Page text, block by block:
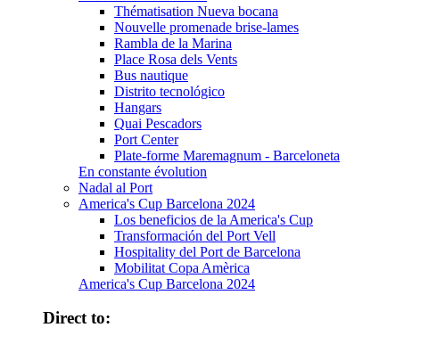
Thématisation Nueva bocana
Nouvelle promenade brise-lames
Rambla de la Marina
Place Rosa dels Vents
Bus nautique
Distrito tecnológico
Hangars
Quai Pescadors
Port Center
Plate-forme Maremagnum - Barceloneta
En constante évolution
Nadal al Port
America's Cup Barcelona 2024
Los beneficios de la America's Cup
Transformación del Port Vell
Hospitality del Port de Barcelona
Mobilitat Copa Amèrica
America's Cup Barcelona 2024
Direct to: